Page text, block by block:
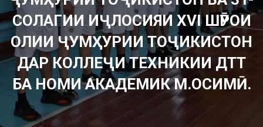
СОЛАГИИ ИҶЛОСИЯИ XVI ШӮРОИ
ОЛИИ ҶУМҲУРИИ ТОҶИКИСТОН
ДАР КОЛЛЕҶИ ТЕХНИКИИ ДТТ
БА НОМИ АКАДЕМИК М.ОСИМӢ.